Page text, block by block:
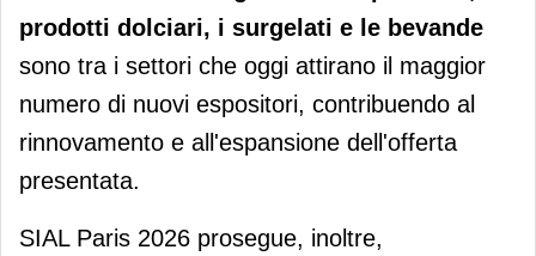
prodotti dolciari, i surgelati e le bevande
sono tra i settori che oggi attirano il maggior
numero di nuovi espositori, contribuendo al
rinnovamento e all'espansione dell'offerta
presentata.
SIAL Paris 2026 prosegue, inoltre,